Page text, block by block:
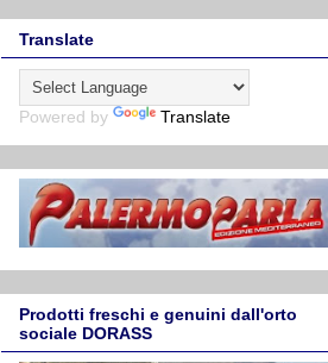
Translate
Powered by Translate
Prodotti freschi e genuini dall'orto
sociale DORASS